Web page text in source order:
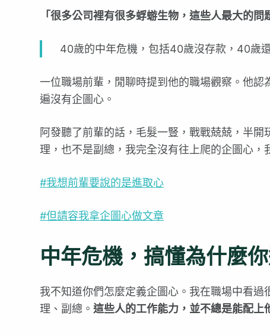
「很多公司裡有很多蜉蝣生物，這些人最大的問
40歲的中年危機，包括40歲沒存款，40歲
一位職場前輩，閒聊時提到他的職場觀察。他
遍沒有企圖心。
阿發聽了前輩的話，毛髮一豎，戰戰兢兢，半
理，也不是副總，我完全沒有往上爬的企圖心，
#我想前輩要說的是進取心
#但請容我拿企圖心做文章
中年危機，搞懂為什麼
我不知道你們怎麼定義企圖心。我在職場中看過
理、副總。這些人的工作能力，並不總是能配上